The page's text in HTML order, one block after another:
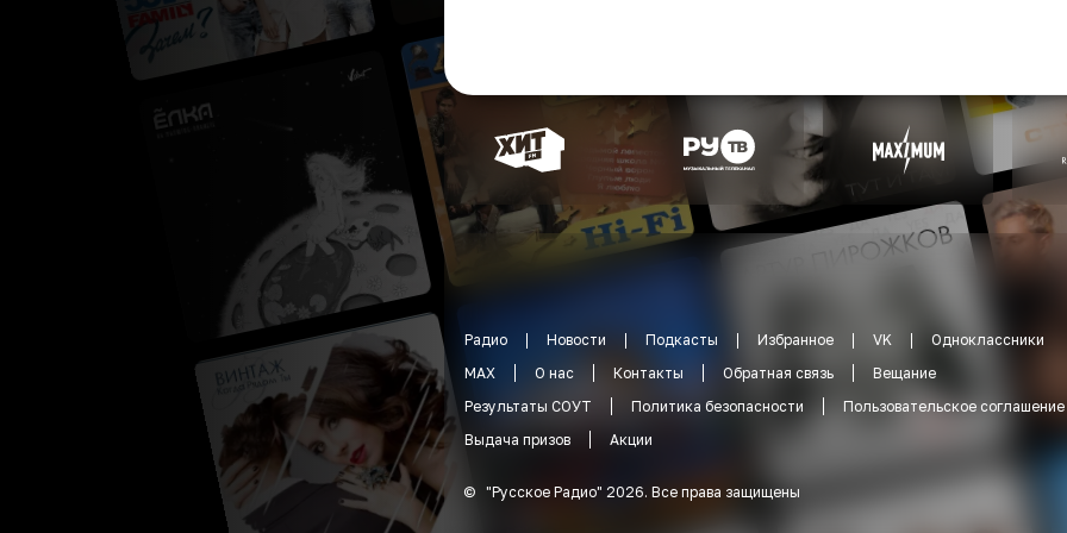
Радио Новости Подкасты Избранное VK
Одноклассники
MAX
О нас Контакты Обратная связь
Вещание
Результаты СОУТ
Политика безопасности
Пользовательское соглашение
Выдача призов
Акции
© "Русское Радио" 2026. Все права защищены